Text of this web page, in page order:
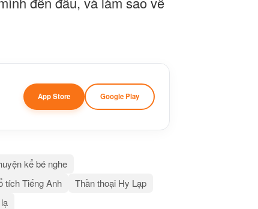
App Store Google Play
kể bé nghe
tích Tiếng Anh
Thần thoại Hy Lạp